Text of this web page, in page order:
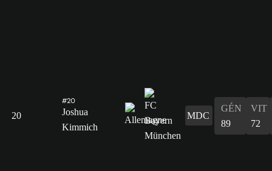
20
#20
Joshua
Kimmich
MDC
GÉN
89
VIT
72